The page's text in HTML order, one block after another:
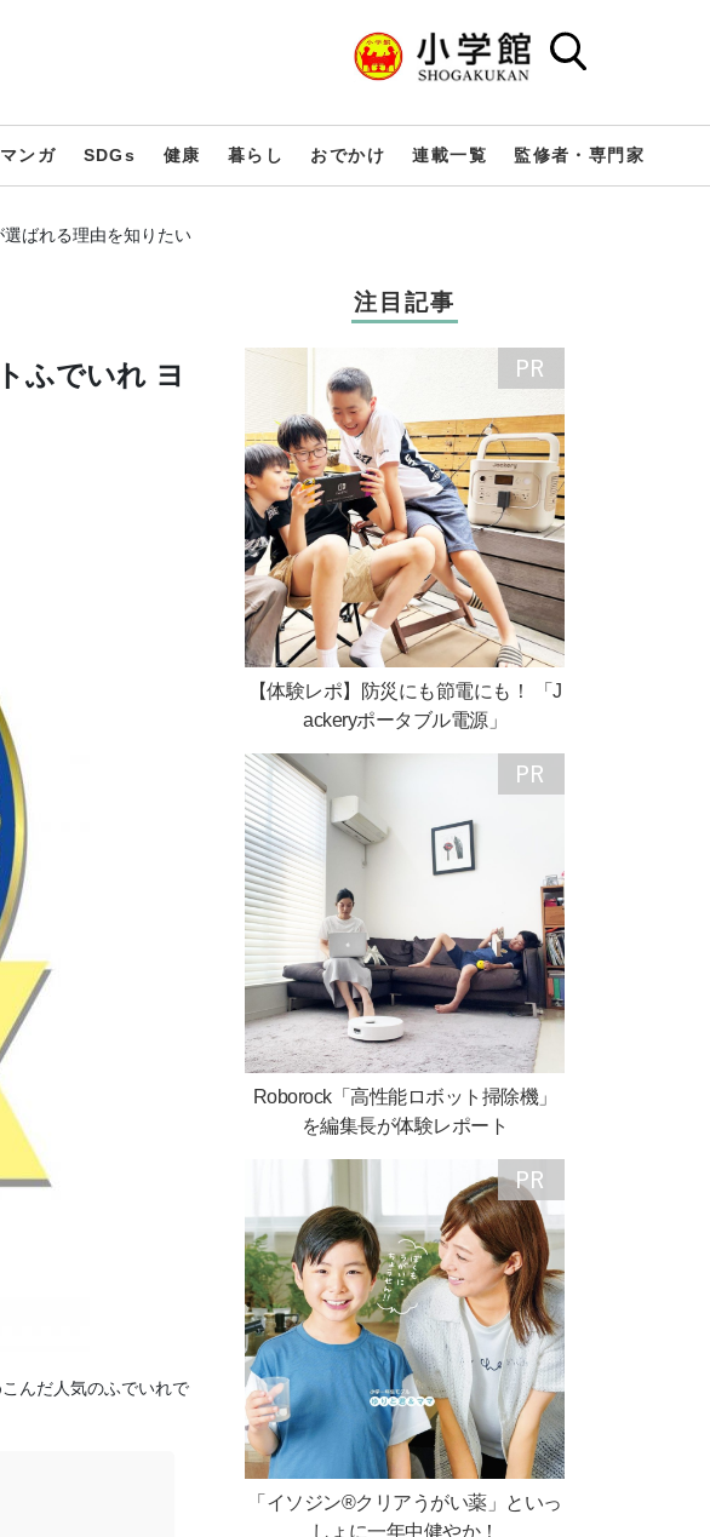
マンガ SDGs 健康 暮らし おでかけ 連載一覧 監修者・専門家
ばれる理由を知りたい
ふでいれ ヨ
んだ人気のふでいれで
注目記事
【体験レポ】防災にも節電にも！ 「J
ackeryポータブル電源」
Roborock「高性能ロボット掃除機」
を編集長が体験レポート
「イソジン®クリアうがい薬」といっ
しょに一年中健やか！